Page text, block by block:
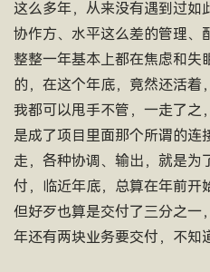
这么多年，从来没有遇到过如
协作方、水平这么差的管理
整整一年基本上都在焦虑和失
的，在这个年底，竟然还活着
我都可以甩手不管，一走了之
是成了项目里面那个所谓的连
走，各种协调、输出，就是为
付，临近年底，总算在年前开
但好歹也算是交付了三分之一
年还有两块业务要交付，不知